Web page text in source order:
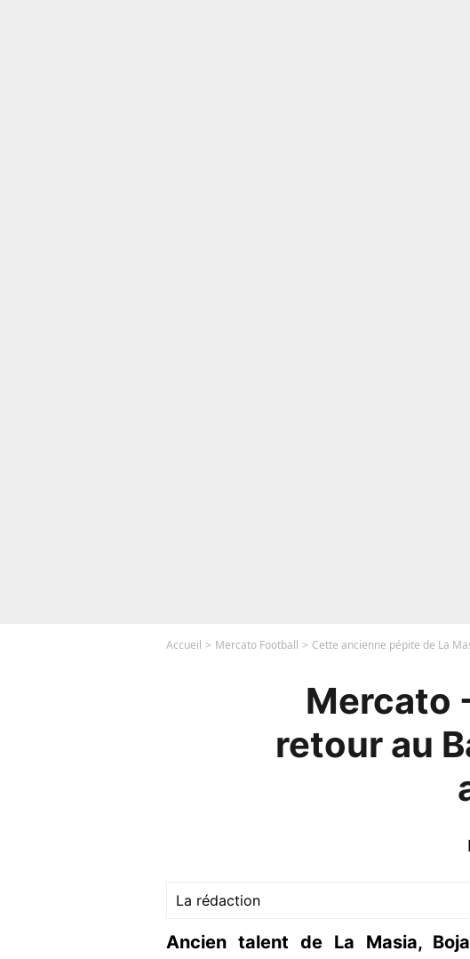
Accueil Mercato Football Cette ancienne pépite de La
Mercato
retour au
La rédaction
Ancien talent de La Masia,